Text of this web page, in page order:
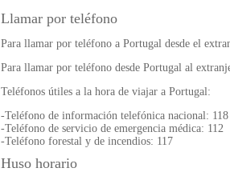
Llamar por teléfono
Para llamar por teléfono a Portugal desde el
Para llamar por teléfono desde Portugal al
Teléfonos útiles a la hora de viajar a Portugal:
-Teléfono de información telefónica nacional: 118
-Teléfono de servicio de emergencia médica: 112
-Teléfono forestal y de incendios: 117
Huso horario